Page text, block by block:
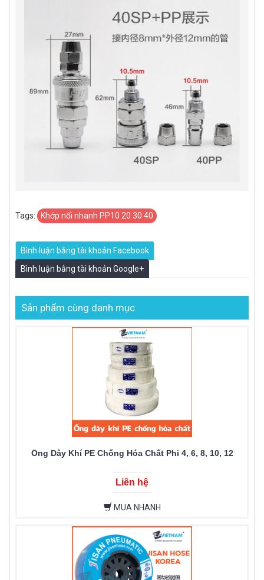
Tags: Khớp nối nhanh PP10 20 30 40
Bình luận bằng tài khoản Facebook
Bình luận bằng tài khoản Google+
Sản phẩm cùng danh mục
Ống Dây Khí PE Chống Hóa Chất Phi 4, 6, 8, 10, 12
Liên hệ
MUA NHANH